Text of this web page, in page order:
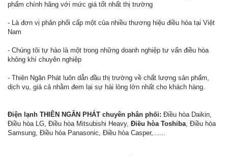
phẩm chính hãng với mức giá tốt nhất thị trường
- Là đơn vị phân phối cấp một của nhiều thương hiệu điều hòa tại Việt
Nam
- Chúng tôi tự hào là một trong những doanh nghiệp tư vấn điều hòa
không khí chuyên nghiệp
- Thiên Ngân Phát luôn dẫn đầu thị trường về chất lượng sản phẩm,
dịch vụ, giá cả nhằm đem lại sự hài lòng lớn nhất cho khách hàng.
Điện lạnh THIÊN NGÂN PHÁT chuyên phân phối: Điều hòa Daikin,
Điều hòa LG, Điều hòa Mitsubishi Heavy, Điều hòa Toshiba, Điều hòa
Samsung, Điều hòa Panasonic, Điều hòa Casper,......